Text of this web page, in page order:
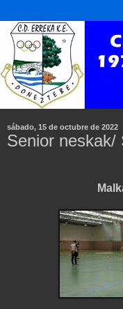
sábado, 15 de octubre de 2022
Senior neskak/